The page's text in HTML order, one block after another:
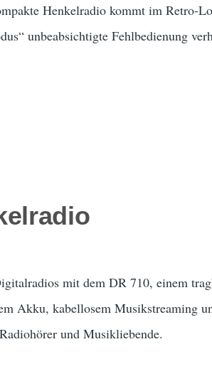
Henkelradio kommt im Retro-
unbeabsichtigte Fehlbedienung
mit dem DR 710, einem
Akku, kabellosem Musikstreaming
und Musikliebende.